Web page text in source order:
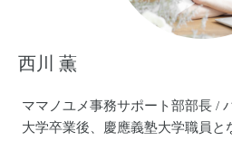
西川 薫
ママノユメ事務サポート部部長 /
大学卒業後、慶應義塾大学職員と